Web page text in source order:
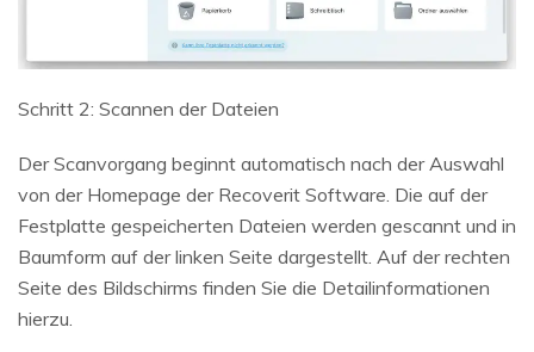
Schritt 2: Scannen der Dateien
Der Scanvorgang beginnt automatisch nach der Auswahl
von der Homepage der Recoverit Software. Die auf der
Festplatte gespeicherten Dateien werden gescannt und in
Baumform auf der linken Seite dargestellt. Auf der rechten
Seite des Bildschirms finden Sie die Detailinformationen
hierzu.